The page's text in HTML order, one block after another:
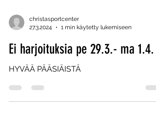
christasportcenter
27.3.2024
1 min käytetty lukemiseen
Ei harjoituksia pe 29.3.- ma 1.4.